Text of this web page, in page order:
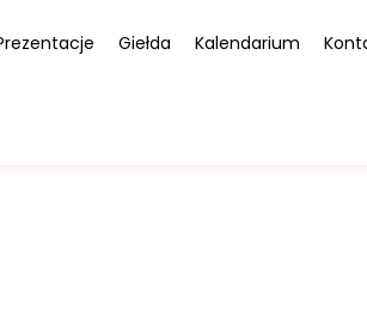
Giełda Kalendarium